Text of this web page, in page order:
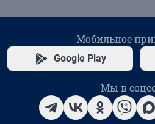
Мобильное
Google Play
Мы в